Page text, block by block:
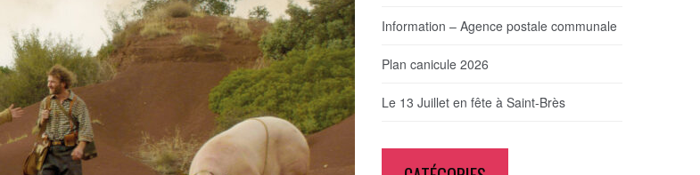
Information – Agence postale communale
Plan canicule 2026
Le 13 Juillet en fête à Saint-Brès